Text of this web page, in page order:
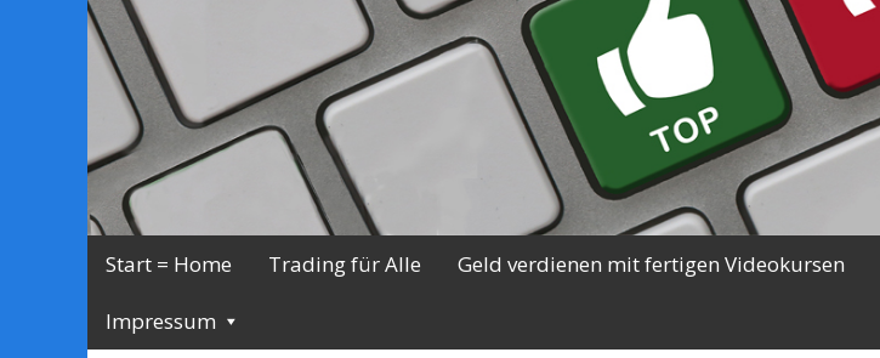
Start = Home Trading für Alle Geld verdienen mit fertigen Videokursen
Impressum